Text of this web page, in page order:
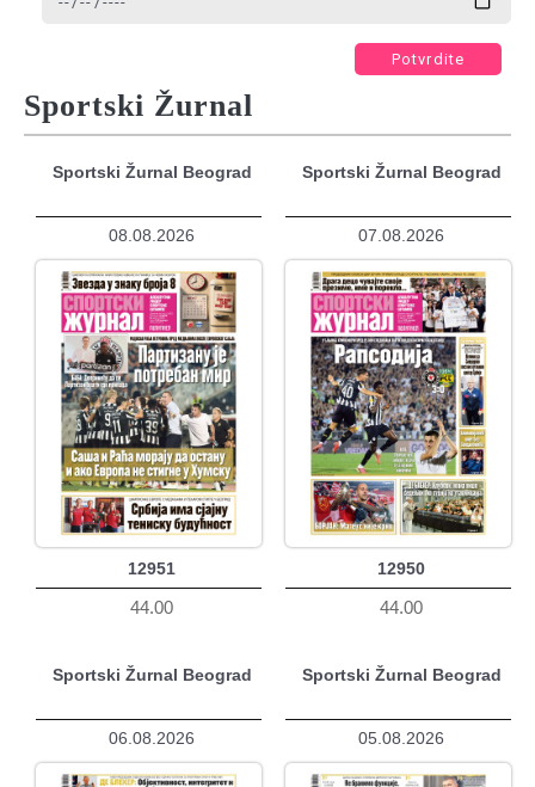
Potvrdite
Sportski Žurnal
Sportski Žurnal Beograd
08.08.2026
12951
44.00
Sportski Žurnal Beograd
07.08.2026
12950
44.00
Sportski Žurnal Beograd
06.08.2026
Sportski Žurnal Beograd
05.08.2026